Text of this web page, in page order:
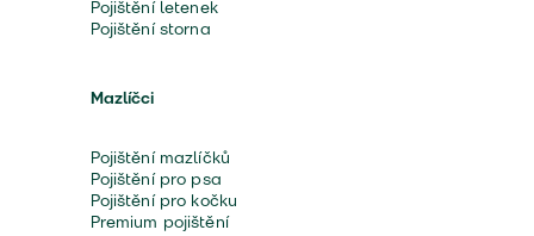
Pojištění letenek
Pojištění storna
Mazlíčci
Pojištění mazlíčků
Pojištění pro psa
Pojištění pro kočku
Premium pojištění